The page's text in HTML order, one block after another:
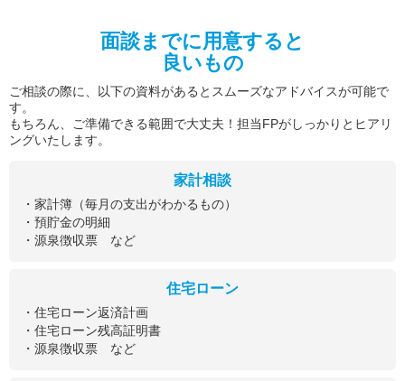
面談までに用意すると
良いもの
ご相談の際に、以下の資料があるとスムーズなアドバイスが可能で
す。
もちろん、ご準備できる範囲で大丈夫！担当FPがしっかりとヒアリ
ングいたします。
家計相談
・家計簿（毎月の支出がわかるもの）
・預貯金の明細
・源泉徴収票 など
住宅ローン
・住宅ローン返済計画
・住宅ローン残高証明書
・源泉徴収票 など